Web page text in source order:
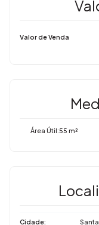
Valor de Venda
Área Útil:55 m²
Cidade: